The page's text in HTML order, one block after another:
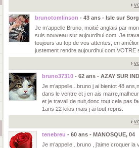
brunotomlinson - 43 ans - Isle sur
Je m’appelle Bruno, moitié anglais par
suis nouveau sur aujourdhui.com. Je
toujours au top de vos attentes, en
justement rendre aujourdhui.com VOTRE
bruno37310 - 62 ans - AZAY SUR
Je m’appelle...bruno j ai bientot 48
dans le ventre et j en ais
et je travail de nuit,donc tout cela pas
1ans 22 kilos mais j ai tout repris.
tenebreu - 60 ans - MANOSQUE, 04
Je m’appelle...bruno , j'aime croquer